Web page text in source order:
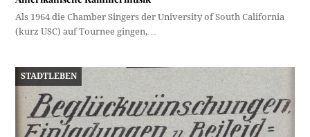
Als 1964 die Chamber Singers der University of South California
(kurz USC) auf Tournee gingen,…
STADTLEBEN